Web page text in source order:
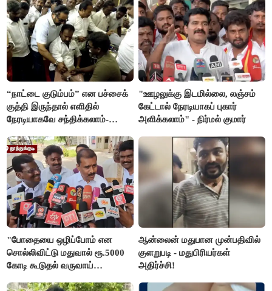
“நாட்டை குடும்பம்” என பச்சைக்
குத்தி இருந்தால் எளிதில்
நேரடியாகவே சந்திக்கலாம்-
"ஊழலுக்கு இடமில்லை, லஞ்சம்
கேட்டால் நேரடியாகப் புகார்
அளிக்கலாம்" - நிர்மல் குமார்
"போதையை ஒழிப்போம் என
சொல்லிவிட்டு மதுவால் ரூ.5000
கோடி கூடுதல் வருவாய்
ஆன்லைன் மதுபான முன்பதிவில்
குளறுபடி - மதுபிரியர்கள்
அதிர்ச்சி!